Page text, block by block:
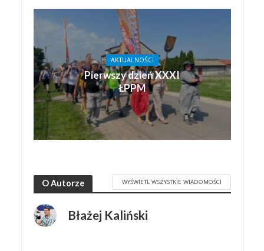
AKTUALNOŚCI
Pierwszy dzień XXXI
ŁPPM
O Autorze WYŚWIETL WSZYSTKIE WIADOMOŚCI
Błażej Kaliński